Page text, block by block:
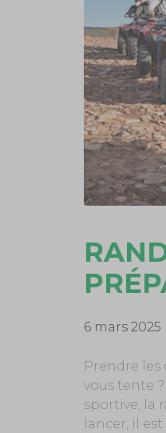
6 mars 2025
Prendre les
vous tente
sportive, la
lancer, il